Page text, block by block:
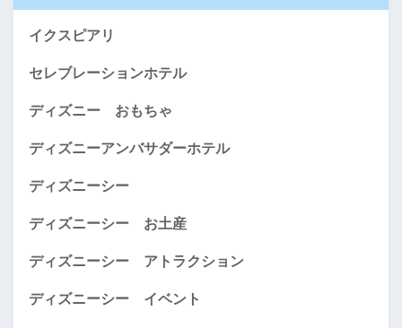
イクスピアリ
セレブレーションホテル
ディズニー おもちゃ
ディズニーアンバサダーホテル
ディズニーシー
ディズニーシー お土産
ディズニーシー アトラクション
ディズニーシー イベント